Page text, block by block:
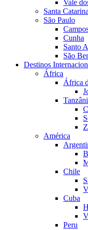
Vale
Santa Catarina
São Paulo
Cunha
Santo
São
Destinos
África
África
América
Chile
Cuba
Peru